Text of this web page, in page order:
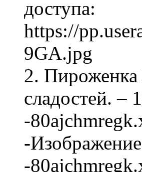
доступа:
https://
9GA.jpg
2.
сладостей. –
-
-
-